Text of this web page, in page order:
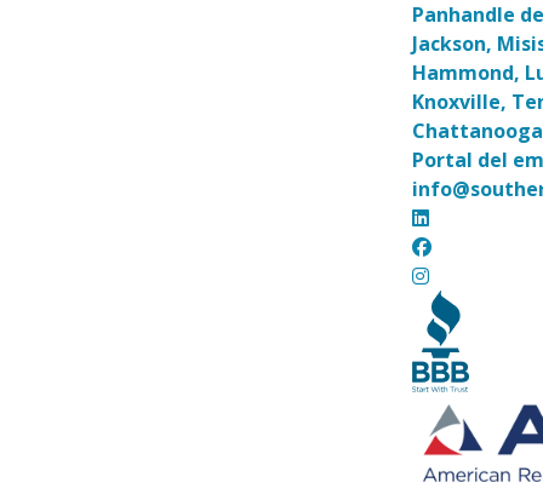
Panhandle
Jackson,
Hammond,
Knoxville,
Portal del